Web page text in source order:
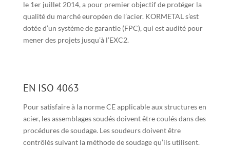
le 1er juillet 2014, a pour premier objectif de protéger la
qualité du marché européen de l’acier. KORMETAL s’est
dotée d’un système de garantie (FPC), qui est audité pour
mener des projets jusqu’à l’EXC2.
EN ISO 4063
Pour satisfaire à la norme CE applicable aux structures en
acier, les assemblages soudés doivent être coulés dans des
procédures de soudage. Les soudeurs doivent être
contrôlés suivant la méthode de soudage qu’ils utilisent.